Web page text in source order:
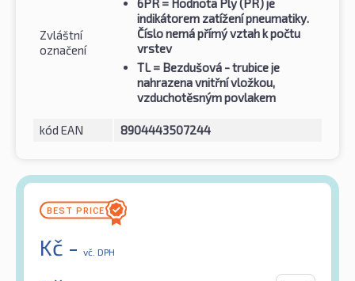
Zvláštní
označení
6PR = Hodnota Ply (PR) je
indikátorem zatížení pneumatiky.
Číslo nemá přímý vztah k počtu
vrstev
TL= Bezdušová - trubice je
nahrazena vnitřní vložkou,
vzduchotěsným povlakem
kód EAN 8904443507244
Kč - vč. DPH